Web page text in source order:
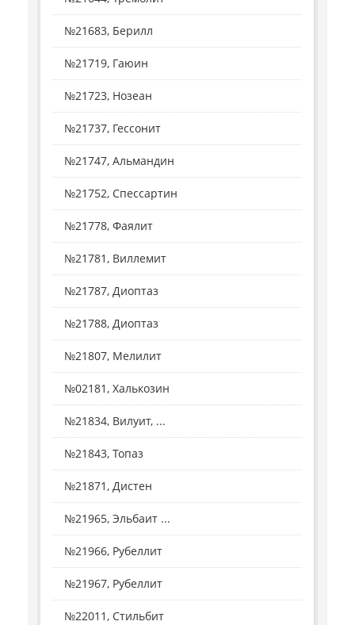
№21683, Берилл
№21719, Гаюин
№21723, Нозеан
№21737, Гессонит
№21747, Альмандин
№21752, Спессартин
№21778, Фаялит
№21781, Виллемит
№21787, Диоптаз
№21788, Диоптаз
№21807, Мелилит
№02181, Халькозин
№21834, Вилуит, ...
№21843, Топаз
№21871, Дистен
№21965, Эльбаит ...
№21966, Рубеллит
№21967, Рубеллит
№22011, Стильбит